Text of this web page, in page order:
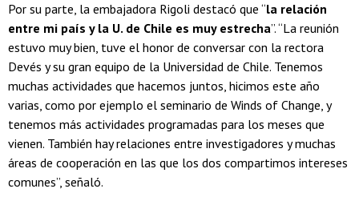
Por su parte, la embajadora Rigoli destacó que “la relación
entre mi país y la U. de Chile es muy estrecha”. “La reunión
estuvo muy bien, tuve el honor de conversar con la rectora
Devés y su gran equipo de la Universidad de Chile. Tenemos
muchas actividades que hacemos juntos, hicimos este año
varias, como por ejemplo el seminario de Winds of Change, y
tenemos más actividades programadas para los meses que
vienen. También hay relaciones entre investigadores y muchas
áreas de cooperación en las que los dos compartimos intereses
comunes”, señaló.